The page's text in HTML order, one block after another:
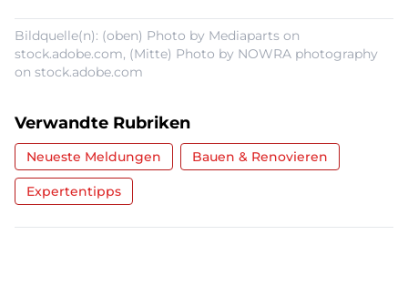
Bildquelle(n): (oben) Photo by Mediaparts on
stock.adobe.com, (Mitte) Photo by NOWRA photography
on stock.adobe.com
Verwandte Rubriken
Neueste Meldungen Bauen & Renovieren
Expertentipps